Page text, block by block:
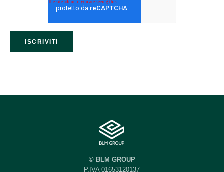
© BLM GROUP
P.IVA 01653120137